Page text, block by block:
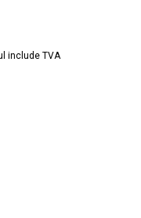
include TVA